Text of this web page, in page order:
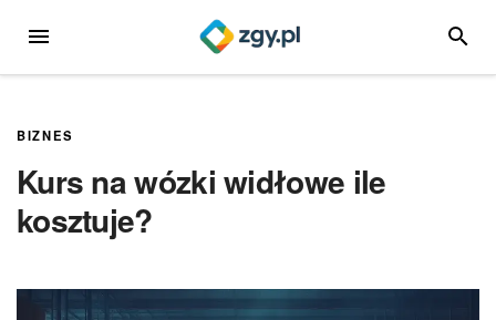
MENU
BIZNES
Kurs na wózki widłowe ile
kosztuje?